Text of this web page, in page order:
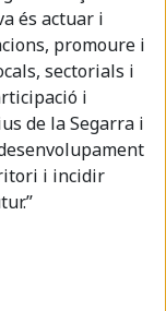
és actuar i
promoure i
sectorials i
i
de la Segarra i
i incidir